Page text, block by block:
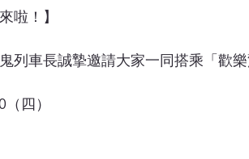
啦！】
列車長誠摯邀請大家一同搭乘「歡
四）